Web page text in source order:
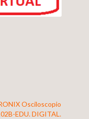
Osciloscopio
EDU. DIGITAL.